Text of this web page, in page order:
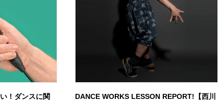
！ダンスに関
DANCE WORKS LESSON REPORT!【西川